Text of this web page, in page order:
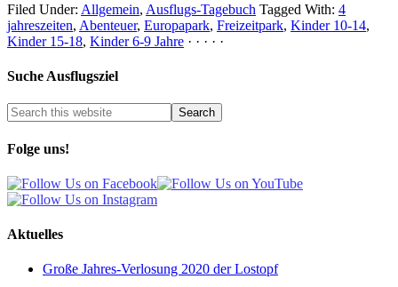
Filed Under: Allgemein, Ausflugs-Tagebuch Tagged With: 4
jahreszeiten, Abenteuer, Europapark, Freizeitpark, Kinder 10-14,
Kinder 15-18, Kinder 6-9 Jahre · · · · ·
Suche Ausflugsziel
Folge uns!
Aktuelles
Große Jahres-Verlosung 2020 der Lostopf